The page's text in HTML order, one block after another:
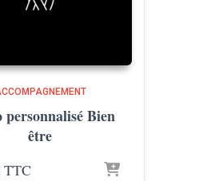
personnalisé Bien
être
TTC